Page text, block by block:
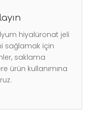
hiyalüronat jeli
sağlamak için
saklama
ürün kullanımına